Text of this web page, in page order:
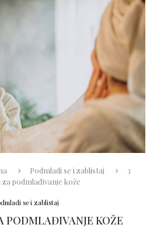
Podmladi se i zablistaj
3
za podmlađivanje kože
se i zablistaj
PODMLAĐIVANJE KOŽE